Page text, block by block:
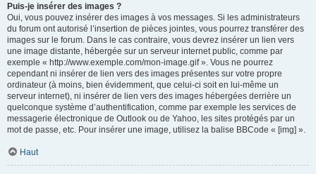
Puis-je insérer des images ?
Oui, vous pouvez insérer des images à vos messages. Si les administrateurs
du forum ont autorisé l’insertion de pièces jointes, vous pourrez transférer des
images sur le forum. Dans le cas contraire, vous devrez insérer un lien vers
une image distante, hébergée sur un serveur internet public, comme par
exemple « http://www.exemple.com/mon-image.gif ». Vous ne pourrez
cependant ni insérer de lien vers des images présentes sur votre propre
ordinateur (à moins, bien évidemment, que celui-ci soit en lui-même un
serveur internet), ni insérer de lien vers des images hébergées derrière un
quelconque système d’authentification, comme par exemple les services de
messagerie électronique de Outlook ou de Yahoo, les sites protégés par un
mot de passe, etc. Pour insérer une image, utilisez la balise BBCode « [img] ».
Haut